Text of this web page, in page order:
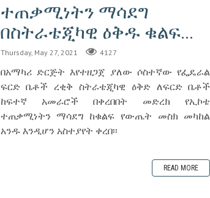
ተጠቃሚነትን ማሳደግ
በስትራቴጂካዊ ዕቅዱ ቁልፍ...
Thursday, May 27, 2021 4127
በአማካሪ ድርጅት እየተዘጋጀ ያለው ሶስተኛው የፌዴራል
ፍርድ ቤቶች ረቂቅ ስትራቴጂካዊ ዕቅድ ለፍርድ ቤቶች
ከፍተኛ አመራሮች በቀረበበት መድረክ የኢኮቴ
ተጠቃሚነትን ማሳደግ ከቁልፍ የውጤት መስክ መካከል
አንዱ እንዲሆን አስተያየት ቀረበ፡፡
READ MORE